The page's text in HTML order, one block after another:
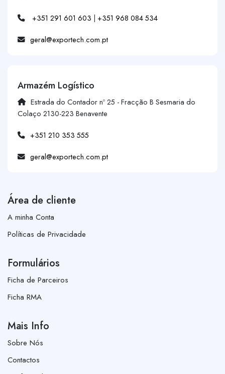
+351 291 601 603 | +351 968 084 534
geral@exportech.com.pt
Armazém Logístico
Estrada do Contador nº 25 - Fracção B Sesmaria do
Colaço 2130-223 Benavente
+351 210 353 555
geral@exportech.com.pt
Área de cliente
A minha Conta
Políticas de Privacidade
Formulários
Ficha de Parceiros
Ficha RMA
Mais Info
Sobre Nós
Contactos